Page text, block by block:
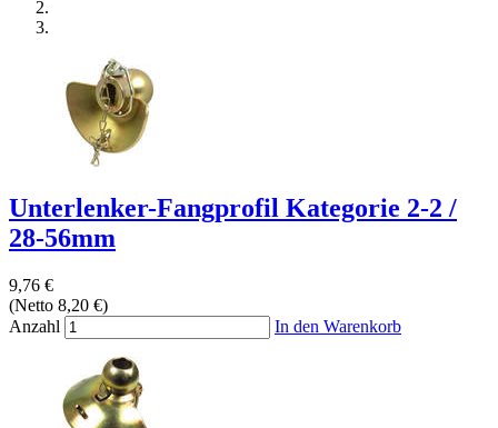
Unterlenker-Fangprofil Kategorie 2-2 /
28-56mm
9,76 €
(Netto 8,20 €)
Anzahl
In den Warenkorb